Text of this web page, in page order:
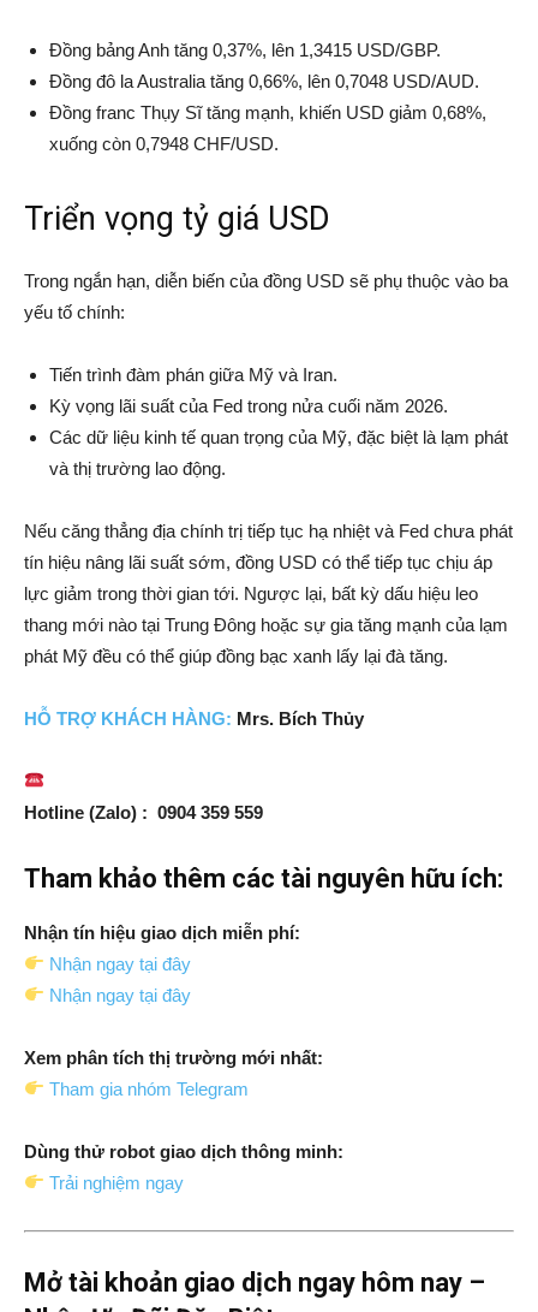
Đồng bảng Anh tăng 0,37%, lên 1,3415 USD/GBP.
Đồng đô la Australia tăng 0,66%, lên 0,7048 USD/AUD.
Đồng franc Thụy Sĩ tăng mạnh, khiến USD giảm 0,68%,
xuống còn 0,7948 CHF/USD.
Triển vọng tỷ giá USD
Trong ngắn hạn, diễn biến của đồng USD sẽ phụ thuộc vào ba
yếu tố chính:
Tiến trình đàm phán giữa Mỹ và Iran.
Kỳ vọng lãi suất của Fed trong nửa cuối năm 2026.
Các dữ liệu kinh tế quan trọng của Mỹ, đặc biệt là lạm phát
và thị trường lao động.
Nếu căng thẳng địa chính trị tiếp tục hạ nhiệt và Fed chưa phát
tín hiệu nâng lãi suất sớm, đồng USD có thể tiếp tục chịu áp
lực giảm trong thời gian tới. Ngược lại, bất kỳ dấu hiệu leo
thang mới nào tại Trung Đông hoặc sự gia tăng mạnh của lạm
phát Mỹ đều có thể giúp đồng bạc xanh lấy lại đà tăng.
HỖ TRỢ KHÁCH HÀNG: Mrs. Bích Thủy
Hotline (Zalo) : 0904 359 559
Tham khảo thêm các tài nguyên hữu ích:
Nhận tín hiệu giao dịch miễn phí:
Nhận ngay tại đây
Nhận ngay tại đây
Xem phân tích thị trường mới nhất:
Tham gia nhóm Telegram
Dùng thử robot giao dịch thông minh:
Trải nghiệm ngay
Mở tài khoản giao dịch ngay hôm nay –